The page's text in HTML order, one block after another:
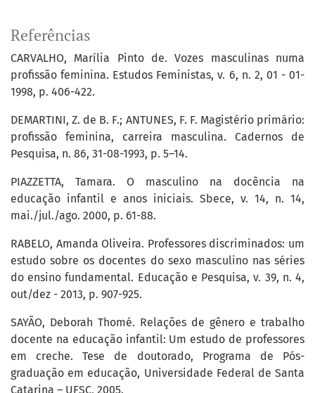
Referências
CARVALHO, Marília Pinto de. Vozes masculinas numa
profissão feminina. Estudos Feministas, v. 6, n. 2, 01 - 01-
1998, p. 406-422.
DEMARTINI, Z. de B. F.; ANTUNES, F. F. Magistério primário:
profissão feminina, carreira masculina. Cadernos de
Pesquisa, n. 86, 31-08-1993, p. 5–14.
PIAZZETTA, Tamara. O masculino na docência na
educação infantil e anos iniciais. Sbece, v. 14, n. 14,
mai./jul./ago. 2000, p. 61-88.
RABELO, Amanda Oliveira. Professores discriminados: um
estudo sobre os docentes do sexo masculino nas séries
do ensino fundamental. Educação e Pesquisa, v. 39, n. 4,
out/dez - 2013, p. 907-925.
SAYÃO, Deborah Thomé. Relações de gênero e trabalho
docente na educação infantil: Um estudo de professores
em creche. Tese de doutorado, Programa de Pós-
graduação em educação, Universidade Federal de Santa
Catarina – UFSC, 2005.